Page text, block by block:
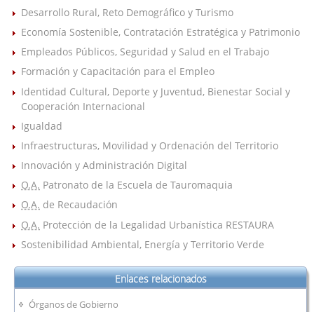
Desarrollo Rural, Reto Demográfico y Turismo
Economía Sostenible, Contratación Estratégica y Patrimonio
Empleados Públicos, Seguridad y Salud en el Trabajo
Formación y Capacitación para el Empleo
Identidad Cultural, Deporte y Juventud, Bienestar Social y
Cooperación Internacional
Igualdad
Infraestructuras, Movilidad y Ordenación del Territorio
Innovación y Administración Digital
O.A. Patronato de la Escuela de Tauromaquia
O.A. de Recaudación
O.A. Protección de la Legalidad Urbanística RESTAURA
Sostenibilidad Ambiental, Energía y Territorio Verde
Enlaces relacionados
Órganos de Gobierno